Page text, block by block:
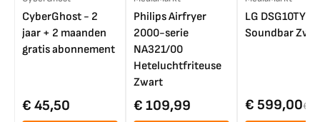
CyberGhost - 2
jaar + 2 maanden
gratis abonnement
€ 45,50
Philips Airfryer
2000-serie
NA321/00
Heteluchtfriteuse
Zwart
€ 109,99
LG DSG10TY
Soundbar
€ 599,00€